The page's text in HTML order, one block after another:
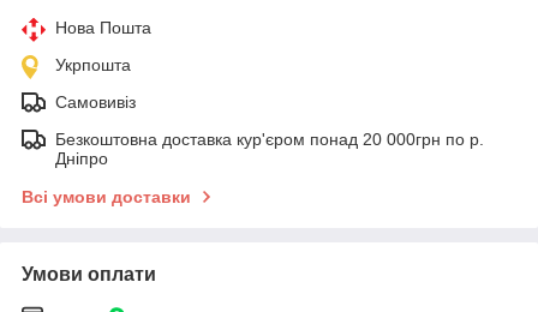
Нова Пошта
Укрпошта
Самовивіз
Безкоштовна доставка кур'єром понад 20 000грн по р.
Дніпро
Всі умови доставки
Умови оплати